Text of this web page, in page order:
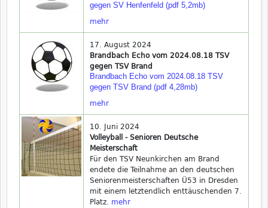
gegen SV Henfenfeld (pdf 5,2mb)
mehr
17. August 2024
Brandbach Echo vom 2024.08.18 TSV
gegen TSV Brand
Brandbach Echo vom 2024.08.18 TSV
gegen TSV Brand (pdf 4,28mb)
mehr
10. Juni 2024
Volleyball - Senioren Deutsche
Meisterschaft
Für den TSV Neunkirchen am Brand
endete die Teilnahme an den deutschen
Seniorenmeisterschaften Ü53 in Dresden
mit einem letztendlich enttäuschenden 7.
Platz. mehr